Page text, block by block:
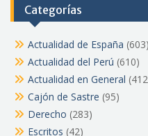
Categorías
Actualidad de España (603)
Actualidad del Perú (610)
Actualidad en General
Cajón de Sastre (95)
Derecho (283)
Escritos (42)